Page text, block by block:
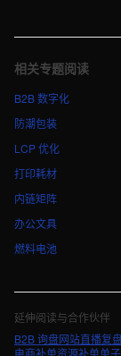
相关专题阅读
B2B 数字化
防潮包装
LCP 优化
打印耗材
内链矩阵
办公文具
燃料电池
延伸阅读与合作伙伴
B2B 询盘网站直播复
电商补单资源补单单子